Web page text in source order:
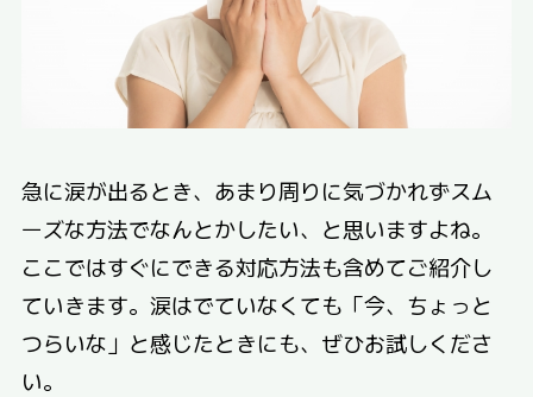
急に涙が出るとき、あまり周りに気づかれずスム
ーズな方法でなんとかしたい、と思いますよね。
ここではすぐにできる対応方法も含めてご紹介し
ていきます。涙はでていなくても「今、ちょっと
つらいな」と感じたときにも、ぜひお試しくださ
い。